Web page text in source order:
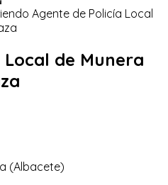
de Munera
(Albacete)